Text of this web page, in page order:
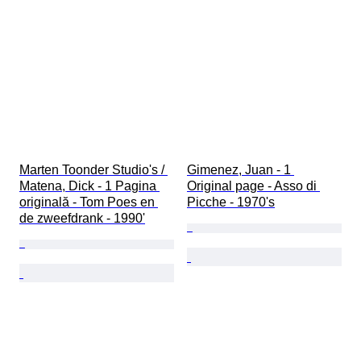
Marten Toonder Studio's /
Matena, Dick - 1 Pagina
originală - Tom Poes en
de zweefdrank - 1990'
Gimenez, Juan - 1
Original page - Asso di
Picche - 1970's